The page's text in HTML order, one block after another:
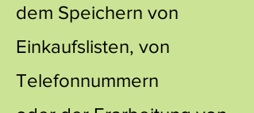
dem Speichern von
Einkaufslisten, von
Telefonnummern